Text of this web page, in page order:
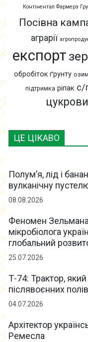
ЦЕ ЦІКАВО
Полум’я, лід і
вулканічну
08.08.2026
Феномен
мікробіолога
глобальний
25.07.2026
Т-74: Трактор,
післявоєнних
04.07.2026
Архітектор
Ремесла
Контінентал Фармерз
Посівна
аграрії
експорт
обробіток ґрунту
підтримка ріпак с/